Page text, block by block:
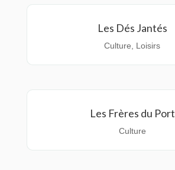
Les Dés Jantés
Culture Loisirs
Les Frères du Port
Culture